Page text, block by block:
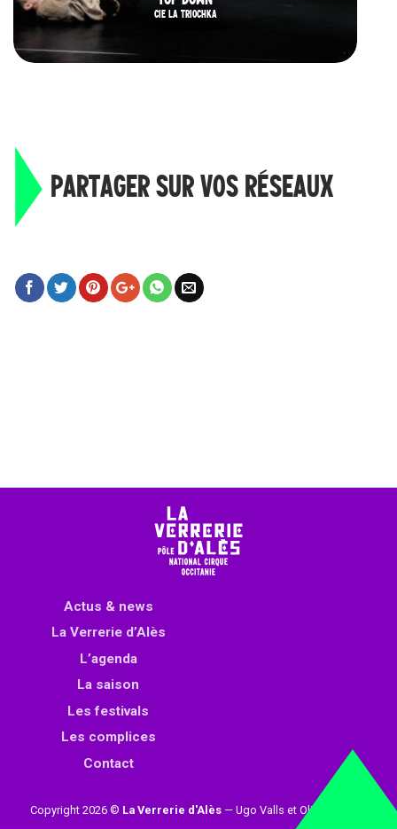
CIE LA TRIOCHKA
PARTAGER SUR VOS RÉSEAUX
Actus & news
La Verrerie d’Alès
L’agenda
La saison
Les festivals
Les complices
Contact
Copyright 2026 © La Verrerie d'Alès— Ugo Valls et Olivier Loynet